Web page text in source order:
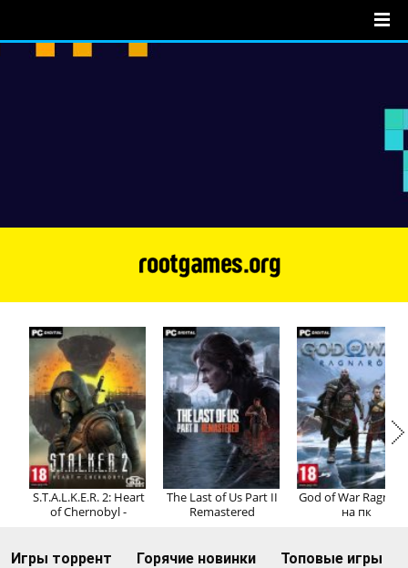
Регистрация Вход
S.T.A.L.K.E.R. 2: Heart
of Chernobyl -
The Last of Us Part II
Remastered
God of War
на пк
Игры торрент Горячие новинки Топовые игры